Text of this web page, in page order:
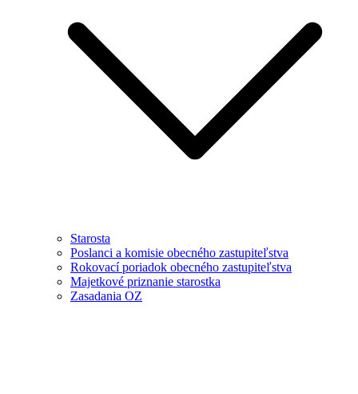
Starosta
Poslanci a komisie obecného zastupiteľstva
Rokovací poriadok obecného zastupiteľstva
Majetkové priznanie starostka
Zasadania OZ